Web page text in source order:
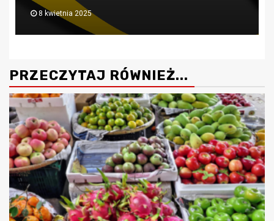
30 lipca 2024
PRZECZYTAJ RÓWNIEŻ...